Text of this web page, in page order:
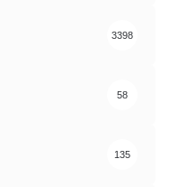
3398
58
135